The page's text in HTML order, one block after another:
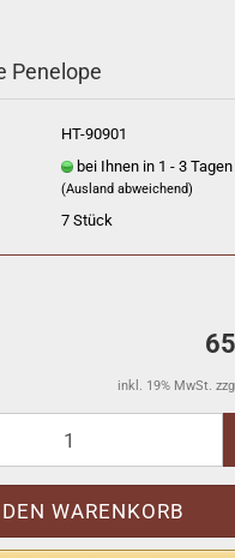
Penelope
HT-90901
bei Ihnen in 1 - 3 Tagen
(Ausland abweichend)
7 Stück
inkl. 19% MwSt.